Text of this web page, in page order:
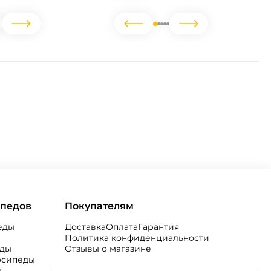
Покупателям
ДоставкаОплатаГарантия
Политика конфиденциальности
Отзывы о магазине